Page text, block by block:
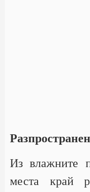
Из влажните
места край